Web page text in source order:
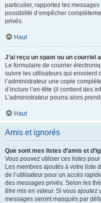
particulier, rapportez les
possibilité d’empêcher
privés.
Haut
J’ai reçu un spam ou un courriel
Le formulaire de courrier
suivre les utilisateurs qui envoient
l’administrateur une copie
d’inclure l’en-tête (il contient des
L’administrateur pourra alors
Haut
Amis et ignorés
Que sont mes listes d’amis et
Vous pouvez utiliser ces listes
Les membres ajoutés à votre liste
de l’utilisateur pour un accès
des messages privés. Selon les
être mis en valeur. Si vous ajoutez
messages seront masqués par